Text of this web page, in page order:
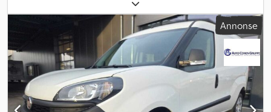
energieffektivitet:B, CO₂-utslipp:139 g/km, drivstofforbruk
6,4 l/100 km , drivstofforbruk (utenfor by):4,7 l/100 km,
drivstofforbruk (kombinert):5,3 l/100 km, farge: grå
, girtype:
mekanisk, antall seter: , maksimal hastighet: 170 km/t , Utstyr:ABS,
aircondition, antispinnsystem, cruise control, elektronisk
stabilitetsprogram (ESP), immobilisersystem, kjørecomputer,
kollisjonspute, navigasjonssystem, partikkelfilter, sentral låsing,
skyvedør, tåkelys,
Annonse